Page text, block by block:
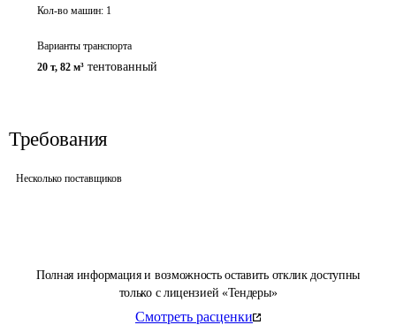
Полная информация и возможность оставить отклик доступны
только с лицензией «Тендеры»
Смотреть расценки
Кол-во машин: 1
Варианты транспорта
20 т, 82 м³ тентованный
Требования
Несколько поставщиков